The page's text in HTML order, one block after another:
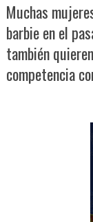
Muchas
barbie en el
también
competencia